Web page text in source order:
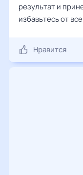
результат и
избавьтесь от
Нравится